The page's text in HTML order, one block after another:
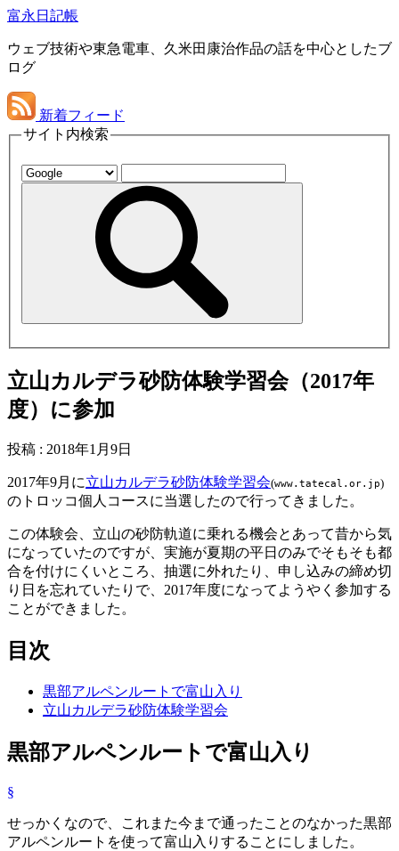
富永日記帳
ウェブ技術や東急電車、久米田康治作品の話を中心としたブ
ログ
新着フィード
サイト内検索
立山カルデラ砂防体験学習会（2017年
度）に参加
投稿 : 2018年1月9日
2017年9月に立山カルデラ砂防体験学習会(www.tatecal.or.jp)
のトロッコ個人コースに当選したので行ってきました。
この体験会、立山の砂防軌道に乗れる機会とあって昔から気
になっていたのですが、実施が夏期の平日のみでそもそも都
合を付けにくいところ、抽選に外れたり、申し込みの締め切
り日を忘れていたりで、2017年度になってようやく参加する
ことができました。
目次
黒部アルペンルートで富山入り
立山カルデラ砂防体験学習会
黒部アルペンルートで富山入り
§
せっかくなので、これまた今まで通ったことのなかった黒部
アルペンルートを使って富山入りすることにしました。